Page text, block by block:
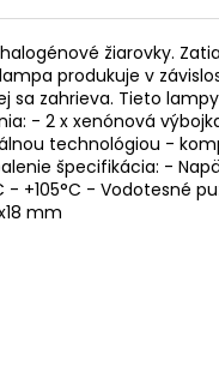
žiarovky.
produkuje v
zahrieva. Tieto
- 2 x xenónová
technológiou -
špecifikácia: -
+105°C - Vodotesné
mm